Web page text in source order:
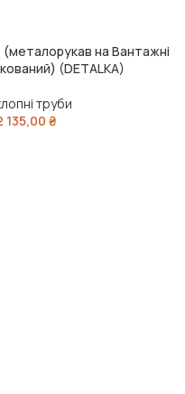
на Вантажні
(DETALKA)
труби
135,00₴